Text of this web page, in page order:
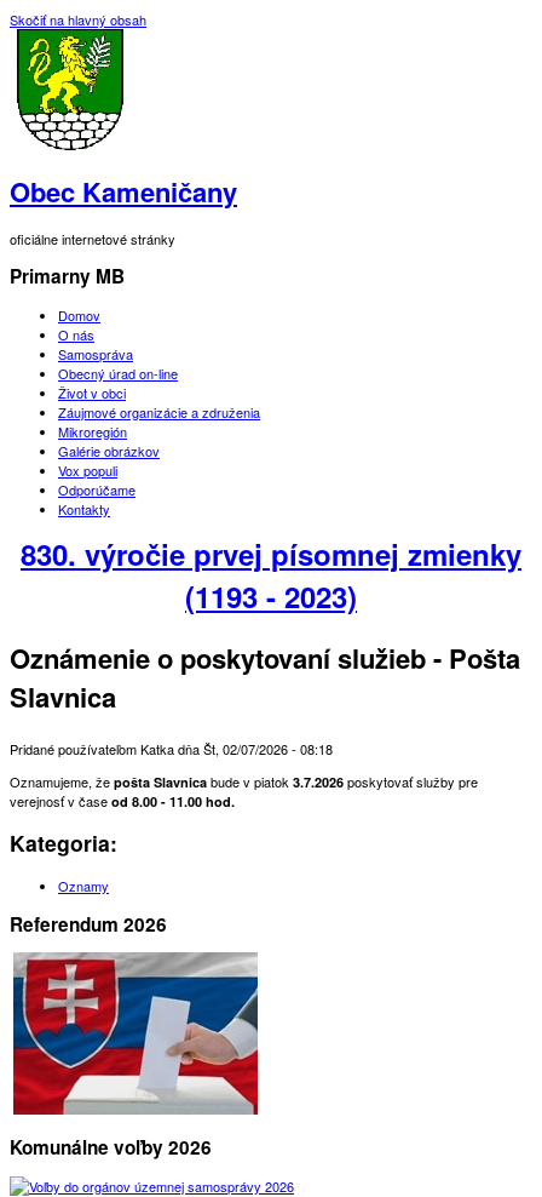
Skočiť na hlavný obsah
Obec Kameničany
oficiálne internetové stránky
Primarny MB
Domov
O nás
Samospráva
Obecný úrad on-line
Život v obci
Záujmové organizácie a združenia
Mikroregión
Galérie obrázkov
Vox populi
Odporúčame
Kontakty
830. výročie prvej písomnej zmienky
(1193 - 2023)
Oznámenie o poskytovaní služieb - Pošta
Slavnica
Pridané používateľomKatkadňaŠt, 02/07/2026 - 08:18
Oznamujeme, že pošta Slavnica bude v piatok 3.7.2026 poskytovať služby pre
verejnosť v čase od 8.00 - 11.00 hod.
Kategoria:
Oznamy
Referendum 2026
Komunálne voľby 2026